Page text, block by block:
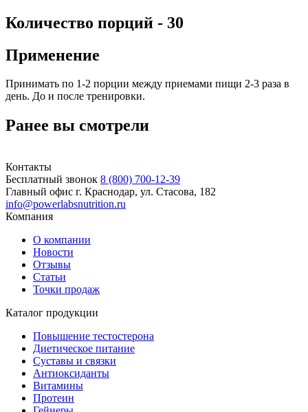
Количество порций - 30
Применение
Принимать по 1-2 порции между приемами пищи 2-3 раза в
день. До и после тренировки.
Ранее вы смотрели
Контакты
Бесплатный звонок 8 (800) 700-12-39
Главный офис г. Краснодар, ул. Стасова, 182
info@powerlabsnutrition.ru
Компания
О компании
Новости
Отзывы
Статьи
Точки продаж
Каталог продукции
Повышение тестостерона
Диетическое питание
Суставы и связки
Антиоксиданты
Витамины
Протеин